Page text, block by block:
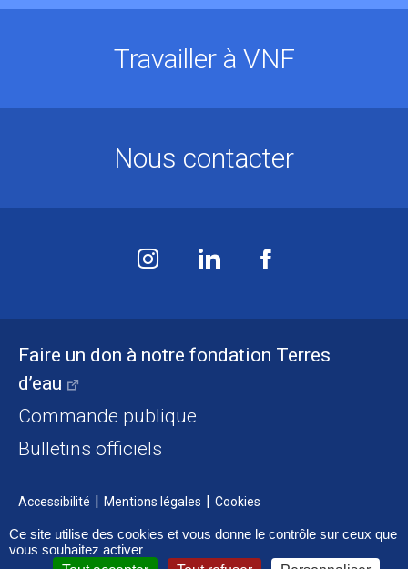
Faire un don à notre fondation Terres
d’eau
Commande publique
Bulletins officiels
Accessibilité Mentions légales Cookies
Travailler à VNF
Nous contacter
Ce site utilise des cookies et vous donne le contrôle sur ceux que
vous souhaitez activer